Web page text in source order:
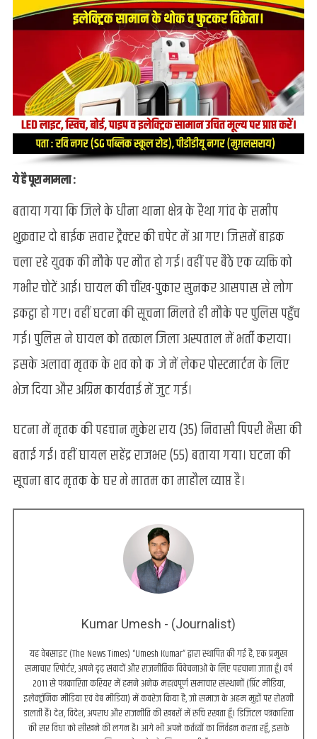
घायल
ये है पूरा मामला :
बताया गया कि जिले के धीना थाना क्षेत्र के रैथा गांव के समीप
शुक्रवार दो बाईक सवार ट्रैक्टर की चपेट में आ गए। जिसमें बाइक
चला रहे युवक की मौके पर मौत हो गई। वहीं पर बैठे एक व्यक्ति को
गभीर चोटें आई। घायल की चींख-पुकार सुनकर आसपास से लोग
इकट्ठा हो गए। वहीं घटना की सूचना मिलते ही मौके पर पुलिस पहुँच
गई। पुलिस ने घायल को तत्काल जिला अस्पताल में भर्ती कराया।
इसके अलावा मृतक के शव को कब्जे में लेकर पोस्टमार्टम के लिए
भेज दिया और अग्रिम कार्यवाई में जुट गई।
घटना में मृतक की पहचान मुकेश राय (35) निवासी पिपरी भैसा की
बताई गई। वहीं घायल सहेंद्र राजभर (55) बताया गया। घटना की
सूचना बाद मृतक के घर मे मातम का माहौल व्याप्त है।
Kumar Umesh - (Journalist)
यह वेबसाइट (The News Times) “Umesh Kumar” द्वारा स्थापित की गई है, एक प्रमुख
समाचार रिपोर्टर, अपने दृढ़ संवादों और राजनीतिक विवेचनाओं के लिए पहचाना जाता हूँ। वर्ष
2011 से पत्रकारिता करियर में हमने अनेक महत्वपूर्ण समाचार संस्थानों (प्रिंट मीडिया,
इलेक्ट्रॉनिक मीडिया एवं वेब मीडिया) में कवरेज किया है, जो समाज के अहम मुद्दों पर रोशनी
डालती हैं। देश, विदेश, अपराध और राजनीति की खबरों में रुचि रखता हूँ। डिजिटल पत्रकारिता
की सर विधा को सीखने की लगन है। आगे भी अपने कर्तव्यों का निर्वहन करता रहूँ, इसके